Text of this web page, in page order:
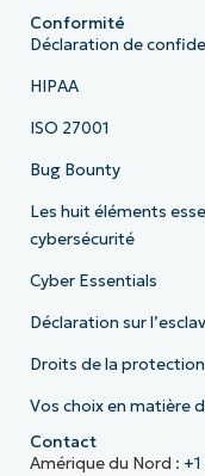
Conformité
Déclaration de
HIPAA
ISO 27001
Bug Bounty
Les huit éléments
cybersécurité
Cyber Essentials
Déclaration sur
Droits de la
Vos choix en matière
Contact
Amérique du Nord :